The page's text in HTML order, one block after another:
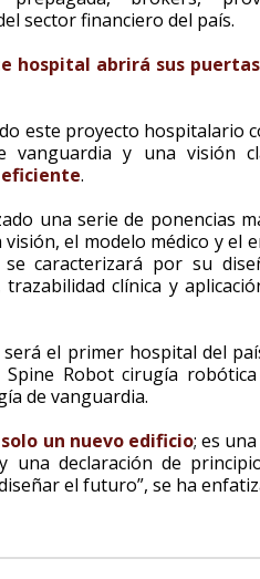
sector financiero del país.
hospital abrirá sus
este proyecto hospitalario
vanguardia y una visión
.
una serie de ponencias
el modelo médico y el
caracterizará por su
clínica y
será el primer hospital del
Spine Robot cirugía
de vanguardia.
un nuevo edificio; es
declaración de
el futuro”, se ha